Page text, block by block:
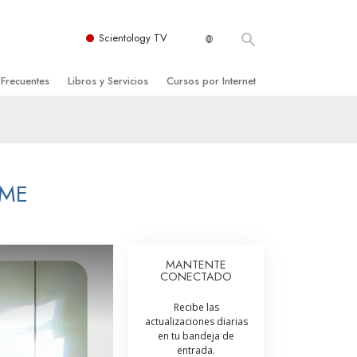
Scientology TV
de Scientology
Libros y Servicios
Introductorias
Iniciales
Cursos por Internet
Ayudas para Enfermedades y Lesiones
La Integridad y la Honestidad
La Escala Tonal Emocional
MANTENTE
CONECTADO
Recibe las
actualizaciones diarias
en tu bandeja de
entrada.